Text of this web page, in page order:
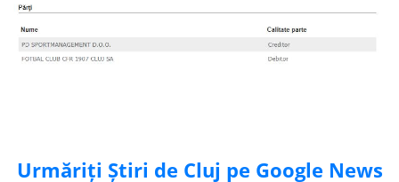
Urmăriți Știri de Cluj pe Google News